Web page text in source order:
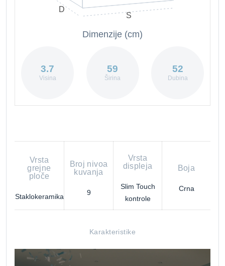
D
S
Dimenzije (cm)
3.7
Visina
59
Širina
52
Dubina
Vrsta
grejne
ploče
Staklokeramika
Broj nivoa
kuvanja
9
Vrsta
displeja
Slim Touch
kontrole
Boja
Crna
Karakteristike